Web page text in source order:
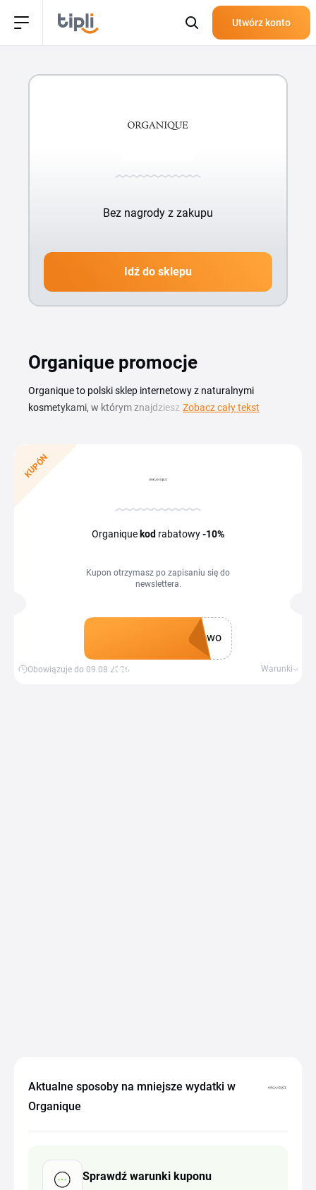
Utwórz konto
Bez nagrody z zakupu
Idź do sklepu
Organique promocje
Organique to polski sklep internetowy z naturalnymi
kosmetykami, w którym znajdziesz pielęgnację twarzy, ciała
Organique kupisz mydła naturalne, kremy, masła do ciała i
kosmetyki do domowego spa w niższej cenie. Na tej stronie
zaoszczędzisz na zakupach. Wystarczy, że skopiujesz
zamówienie, Twoja ulubiona pielęgnacja wyjdzie taniej.
Zobacz cały tekst
KUPÓN
Organique kod rabatowy-10%
Kupon otrzymasz po zapisaniu się do
newslettera.
Zdobądź kupon
owo
Obowiązuje do 09.08.2026 Warunki
Aktualne sposoby na mniejsze wydatki w
Organique
Sprawdź warunki kuponu